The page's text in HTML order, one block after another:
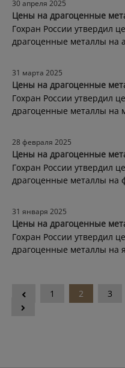
30 апреля 2025
Цены на драгоценные
Гохран России утвердил
драгоценные металлы на
31 марта 2025
Цены на драгоценные
Гохран России утвердил
драгоценные металлы на
28 февраля 2025
Цены на драгоценные
Гохран России утвердил
драгоценные металлы на
31 января 2025
Цены на драгоценные
Гохран России утвердил
драгоценные металлы на
1 2 3